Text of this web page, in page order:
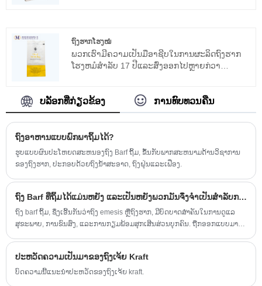
ຂອງຜະລິດຕະພັນ. serviette ເຈ້ຍ airlaid ຂອງພວກ
ເຮົາແມ່ນເຊື່ອຖືໄດ້ແລະພວກເຮົາຫວັງວ່າພວກເຮົາຈະ
ຮ່ວມມືກັບທ່ານເປັນເວລາດົນ.
ຖົງຮາກໂຮງໝໍ
ພວກເຮົາມີຄວາມເປັນມືອາຊີບໃນການຜະລິດຖົງຮາກ
ໂຮງຫມໍສໍາລັບ 17 ປີແລະສົ່ງອອກໄປຫຼາຍກ່ວາ
ທ່ານໃນປະເທດຈີນ.
ບລັອກທີ່ກ່ຽວຂ້ອງ ການທົບທວນຄືນ
ຖົງ​ອາ​ຫານ​ແບບ​ພົກ​ພາ​ຖິ້ມ​ໄດ້?
ຮູບແບບຜົນປະໂຫຍດສະຫນອງຖົງ Barf ຖິ້ມ, ຂຶ້ນກັບພາກສະຫນາມດ້ານວິຊາການ
ຂອງຖົງຮາກ, ປະກອບດ້ວຍຖົງນ້ໍາສະອາດ, ຖົງຝຸ່ນແລະເຟືອງ.
ຖົງ Barf ທີ່ຖິ້ມໄດ້ແມ່ນຫຍັງ ແລະເປັນຫຍັງພວກມັນຈຶ່ງຈຳເປັນສຳລັບການເດີນທາງ ແລະການນຳໃຊ້ທາງການແພດ
ຖົງ barf ຖິ້ມ, ຊຶ່ງເອີ້ນກັນວ່າຖົງ emesis ຫຼືຖົງຮາກ, ມີບົດບາດສໍາຄັນໃນການດູແລ
ສຸຂະພາບ, ການຂົນສົ່ງ, ແລະການກຽມພ້ອມສຸກເສີນສ່ວນບຸກຄົນ. ຖືກອອກແບບມາ
ຄູ່ມືທີ່ສົມບູນແບບນີ້ຄົ້ນຫາສິ່ງທີ່ຖົງ barf ທີ່ໃຊ້ແລ້ວຖິ້ມໄດ້, ວິທີການເຮັດວຽກ, ຄໍາຮ້ອງ
ສະຫມັກທີ່ສໍາຄັນ, ປະເພດວັດສະດຸ, ການພິຈາລະນາສິ່ງແວດລ້ອມ, ແລະວິທີການ
ປະຫວັດຄວາມເປັນມາຂອງຖົງເຈ້ຍ Kraft
ບົດຄວາມນີ້ແນະນໍາປະຫວັດຂອງຖົງເຈ້ຍ kraft.